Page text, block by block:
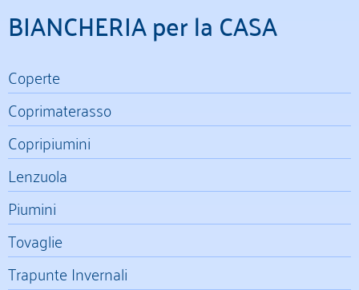
BIANCHERIA per la CASA
Coperte
Coprimaterasso
Copripiumini
Lenzuola
Piumini
Tovaglie
Trapunte Invernali